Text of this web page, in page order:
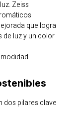
Zeiss
que logra
de luz y un color
dos pilares clave